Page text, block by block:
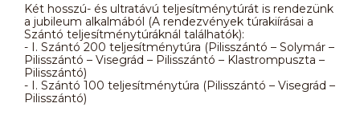
Két hosszú- és ultratávú teljesítménytúrát is rendezünk
a jubileum alkalmából (A rendezvények túrakiírásai a
Szántó teljesítménytúráknál találhatók):
- I. Szántó 200 teljesítménytúra (Pilisszántó – Solymár –
Pilisszántó – Visegrád – Pilisszántó – Klastrompuszta –
Pilisszántó)
- I. Szántó 100 teljesítménytúra (Pilisszántó – Visegrád –
Pilisszántó)